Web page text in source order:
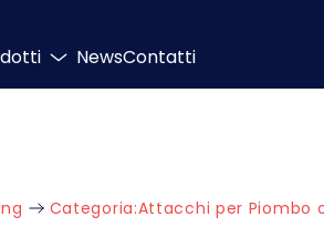
NewsContatti
Categoria:Attacchi per Piombo